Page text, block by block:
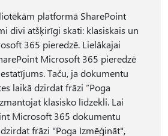
platformā SharePoint
divi atšķirīgi skati: klasiskais un
365 pieredzē. Lielākajai
Microsoft 365 pieredzē
Taču, ja dokumentu
laikā dzirdat frāzi “Poga
klasisko līdzekli. Lai
Microsoft 365 dokumentu
frāzi "Poga Izmēģināt",